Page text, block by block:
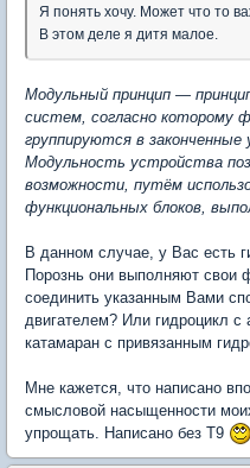
Я понять хочу. Может что то
В этом деле я дитя малое.
Модульный принцип —
систем, согласно которому
группируются в законченные
Модульность устройства
возможности, путём
функциональных блоков,
В данном случае, у Вас есть
Порознь они выполняют свои
соединить указанным Вами
двигателем? Или гидроцикл с
катамаран с привязанным
Мне кажется, что написано
смысловой насыщенности
упрощать. Написано без Т9